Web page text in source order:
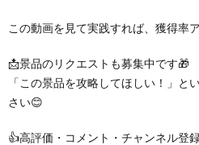
この動画を見て実践すれば、獲得率
📩景品のリクエストも募集中です🎁
「この景品を攻略してほしい！」と
さい😊
👍高評価・コメント・チャンネル登